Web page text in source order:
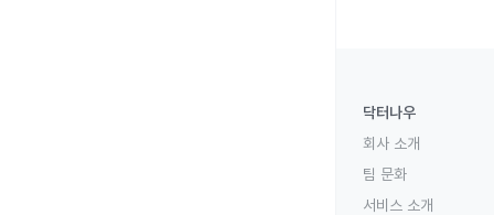
닥터나우
회사 소개
팀 문화
서비스 소개